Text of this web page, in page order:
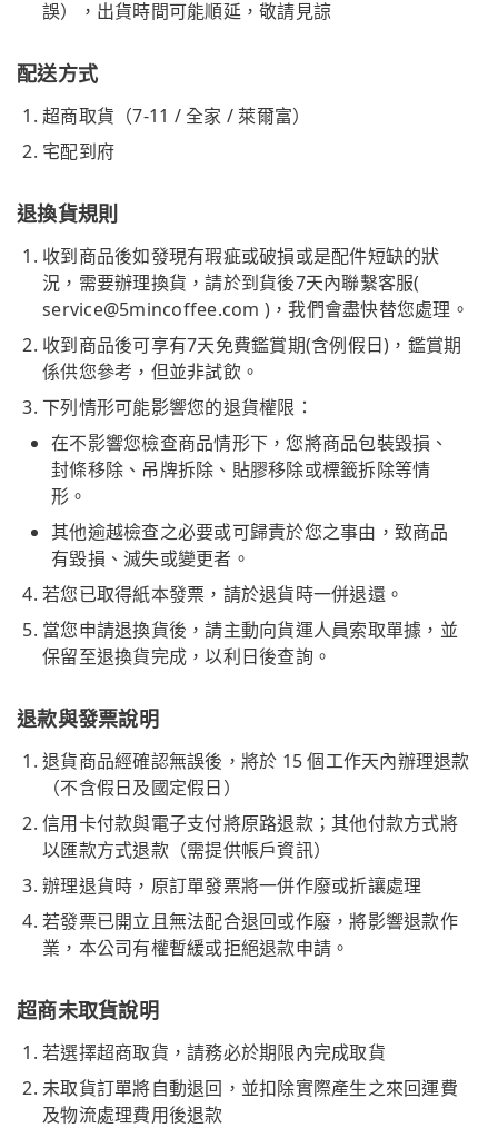
誤），出貨時間可能順延，敬請見諒
配送方式
超商取貨（7-11 / 全家 / 萊爾富）
宅配到府
退換貨規則
收到商品後如發現有瑕疵或破損或是配件短缺的狀
況，需要辦理換貨，請於到貨後7天內聯繫客服(
service@5mincoffee.com )，我們會盡快替您處理。
收到商品後可享有7天免費鑑賞期(含例假日)，鑑賞期
係供您參考，但並非試飲。
下列情形可能影響您的退貨權限：
在不影響您檢查商品情形下，您將商品包裝毀損、
封條移除、吊牌拆除、貼膠移除或標籤拆除等情
形。
其他逾越檢查之必要或可歸責於您之事由，致商品
有毀損、滅失或變更者。
若您已取得紙本發票，請於退貨時一併退還。
當您申請退換貨後，請主動向貨運人員索取單據，並
保留至退換貨完成，以利日後查詢。
退款與發票說明
退貨商品經確認無誤後，將於 15 個工作天內辦理退款
（不含假日及國定假日）
信用卡付款與電子支付將原路退款；其他付款方式將
以匯款方式退款（需提供帳戶資訊）
辦理退貨時，原訂單發票將一併作廢或折讓處理
若發票已開立且無法配合退回或作廢，將影響退款作
業，本公司有權暫緩或拒絕退款申請。
超商未取貨說明
若選擇超商取貨，請務必於期限內完成取貨
未取貨訂單將自動退回，並扣除實際產生之來回運費
及物流處理費用後退款